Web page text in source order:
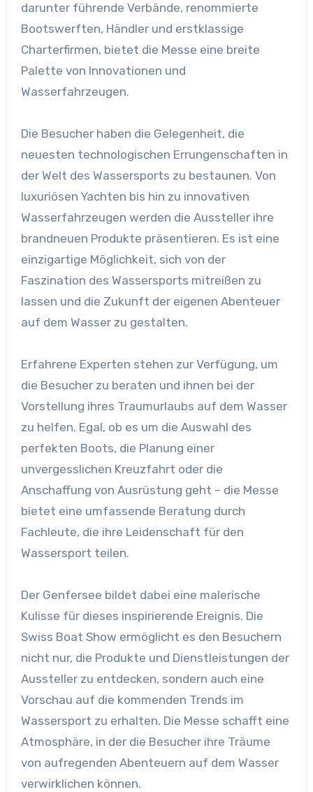
darunter führende Verbände, renommierte
Bootswerften, Händler und erstklassige
Charterfirmen, bietet die Messe eine breite
Palette von Innovationen und
Wasserfahrzeugen.
Die Besucher haben die Gelegenheit, die
neuesten technologischen Errungenschaften in
der Welt des Wassersports zu bestaunen. Von
luxuriösen Yachten bis hin zu innovativen
Wasserfahrzeugen werden die Aussteller ihre
brandneuen Produkte präsentieren. Es ist eine
einzigartige Möglichkeit, sich von der
Faszination des Wassersports mitreißen zu
lassen und die Zukunft der eigenen Abenteuer
auf dem Wasser zu gestalten.
Erfahrene Experten stehen zur Verfügung, um
die Besucher zu beraten und ihnen bei der
Vorstellung ihres Traumurlaubs auf dem Wasser
zu helfen. Egal, ob es um die Auswahl des
perfekten Boots, die Planung einer
unvergesslichen Kreuzfahrt oder die
Anschaffung von Ausrüstung geht – die Messe
bietet eine umfassende Beratung durch
Fachleute, die ihre Leidenschaft für den
Wassersport teilen.
Der Genfersee bildet dabei eine malerische
Kulisse für dieses inspirierende Ereignis. Die
Swiss Boat Show ermöglicht es den Besuchern
nicht nur, die Produkte und Dienstleistungen der
Aussteller zu entdecken, sondern auch eine
Vorschau auf die kommenden Trends im
Wassersport zu erhalten. Die Messe schafft eine
Atmosphäre, in der die Besucher ihre Träume
von aufregenden Abenteuern auf dem Wasser
verwirklichen können.